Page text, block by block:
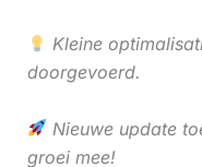
Kleine
doorgevoerd.
Nieuwe update
groei mee!